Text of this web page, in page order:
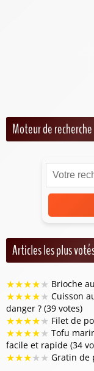
Moteur de recherche
Articles les plus
★★★★★ Brioche
★★★★★ Cuisson
danger ? (39 votes)
★★★★★ Filet de
★★★★★ Tofu
facile et rapide (34
★★★★★ Gratin de